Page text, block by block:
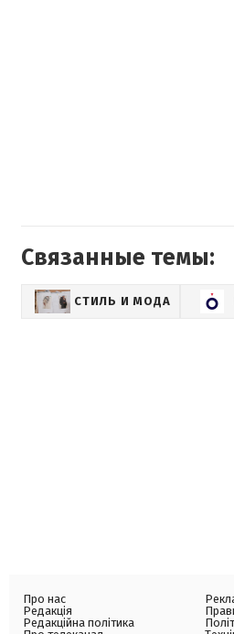
Связанные темы:
СТИЛЬ И МОДА
Про нас
Редакція
Редакційна політика